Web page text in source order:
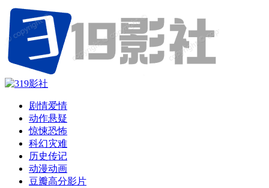
剧情爱情
动作悬疑
惊悚恐怖
科幻灾难
历史传记
动漫动画
豆瓣高分影片